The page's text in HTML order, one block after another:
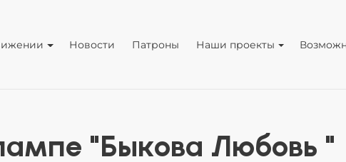
Новости Патроны Наши проекты
"Быкова Любовь "